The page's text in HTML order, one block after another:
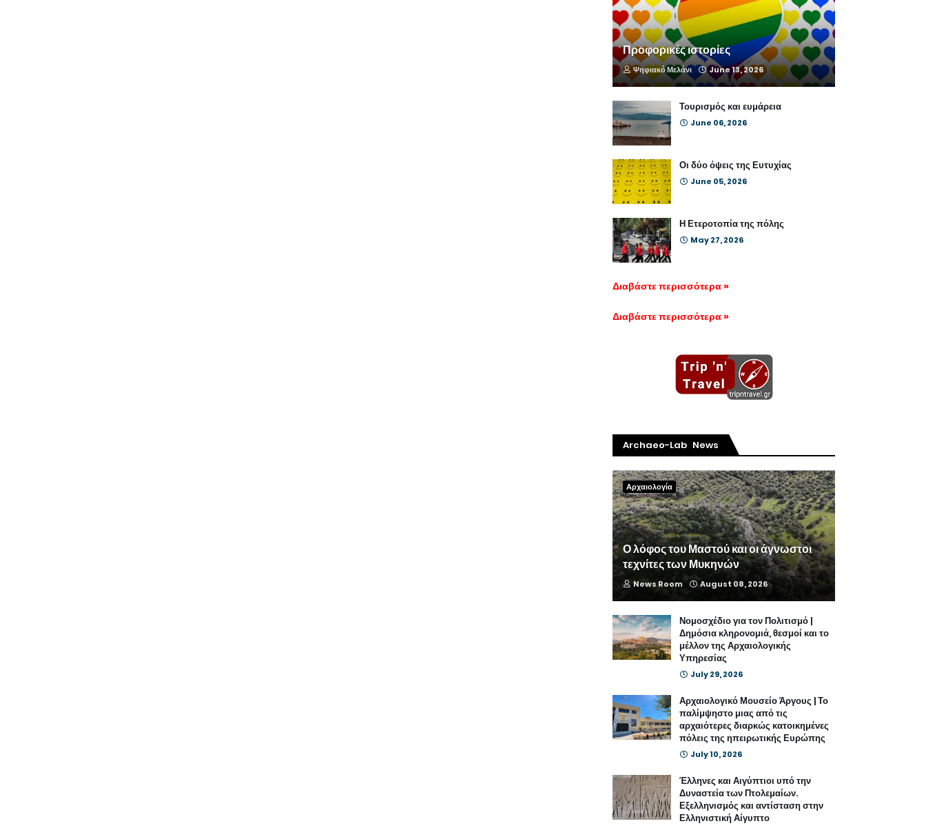
Προφορικές ιστορίες
Ψηφιακό Μελάνι June 13, 2026
Τουρισμός και ευμάρεια
June 06, 2026
Οι δύο όψεις της Ευτυχίας
June 05, 2026
Η Ετεροτοπία της πόλης
May 27, 2026
Διαβάστε περισσότερα »
Διαβάστε περισσότερα »
Archaeo-Lab News
Αρχαιολογία
Ο λόφος του Μαστού και οι άγνωστοι
τεχνίτες των Μυκηνών
News Room August 08, 2026
Νομοσχέδιο για τον Πολιτισμό |
Δημόσια κληρονομιά, θεσμοί και το
μέλλον της Αρχαιολογικής
Υπηρεσίας
July 29, 2026
Αρχαιολογικό Μουσείο Άργους | Το
παλίμψηστο μιας από τις
αρχαιότερες διαρκώς κατοικημένες
πόλεις της ηπειρωτικής Ευρώπης
July 10, 2026
Έλληνες και Αιγύπτιοι υπό την
Δυναστεία των Πτολεμαίων.
Εξελληνισμός και αντίσταση στην
Ελληνιστική Αίγυπτο